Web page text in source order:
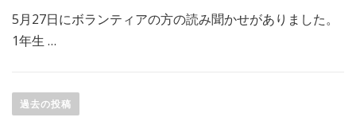
5月27日にボランティアの方の読み聞かせがありました。
1年生 …
稿
過去の投稿